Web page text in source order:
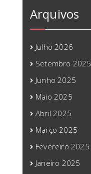
Arquivos
Julho 2026
Setembro 2025
Junho 2025
Maio 2025
Abril 2025
Março 2025
Fevereiro 2025
Janeiro 2025